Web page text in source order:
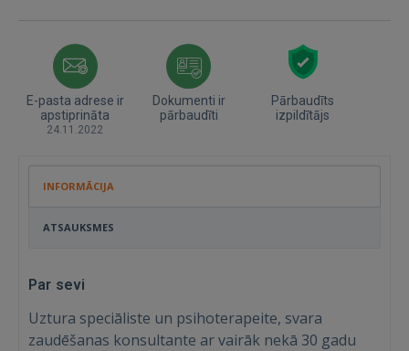
E-pasta adrese ir
apstiprināta
24.11.2022
Dokumenti ir
pārbaudīti
Pārbaudīts
izpildītājs
INFORMĀCIJA
ATSAUKSMES
Par sevi
Uztura speciāliste un psihoterapeite, svara
zaudēšanas konsultante ar vairāk nekā 30 gadu